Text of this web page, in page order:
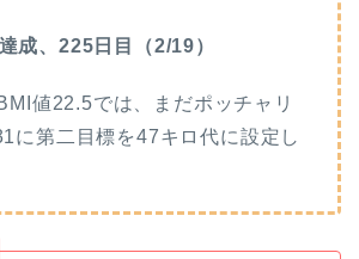
成、225日目（2/19）
値22.5では、まだポッチャリ
に第二目標を47キロ代に設定し